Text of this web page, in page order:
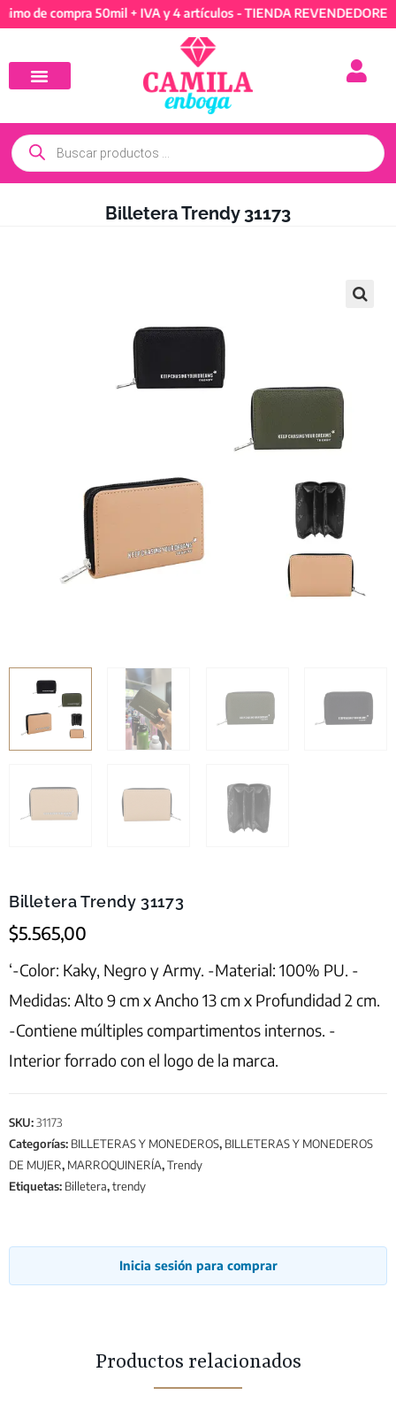
de compra 50mil + IVA y 4 artículos - TIENDA
Billetera Trendy 31173
Billetera Trendy 31173
$5.565,00
‘-Color: Kaky, Negro y Army. -Material: 100% PU. -
Medidas: Alto 9 cm x Ancho 13 cm x Profundidad 2 cm.
-Contiene múltiples compartimentos internos. -
Interior forrado con el logo de la marca.
SKU:31173
Categorías: BILLETERAS Y MONEDEROS, BILLETERAS Y MONEDEROS
DE MUJER, MARROQUINERÍA,Trendy
Etiquetas: Billetera,trendy
Inicia sesión para comprar
Productos relacionados